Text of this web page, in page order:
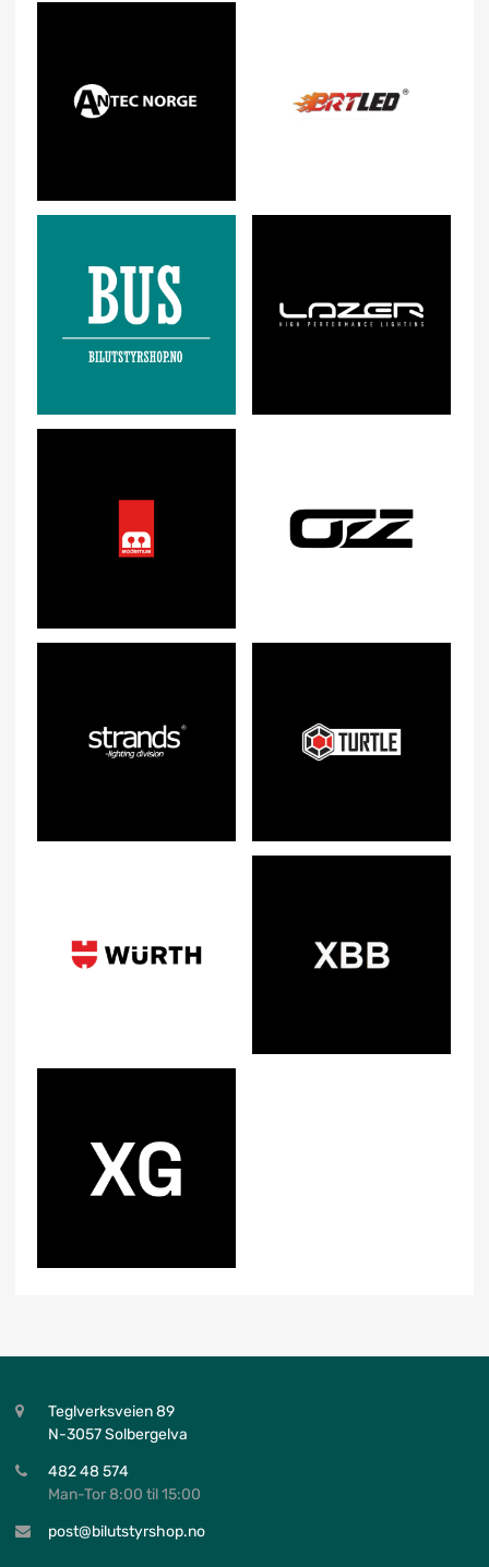
Teglverksveien 89
N-3057 Solbergelva
482 48 574
Man-Tor 8:00 til 15:00
post@bilutstyrshop.no